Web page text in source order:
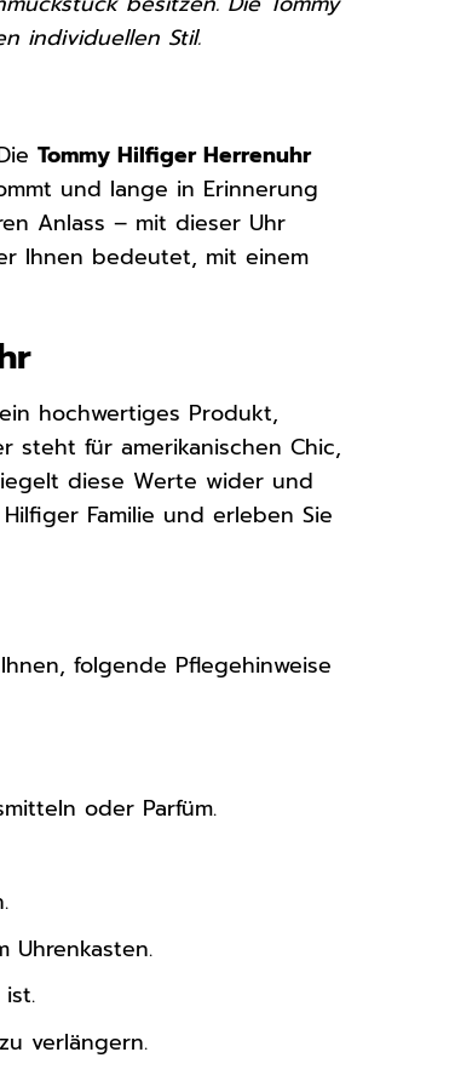
individuellen Stil.
Tommy Hilfiger Herrenuhr
und lange in Erinnerung
Anlass – mit dieser Uhr
Ihnen bedeutet, mit einem
hochwertiges Produkt,
steht für amerikanischen Chic,
diese Werte wider und
Familie und erleben Sie
folgende Pflegehinweise
oder Parfüm.
Uhrenkasten.
verlängern.